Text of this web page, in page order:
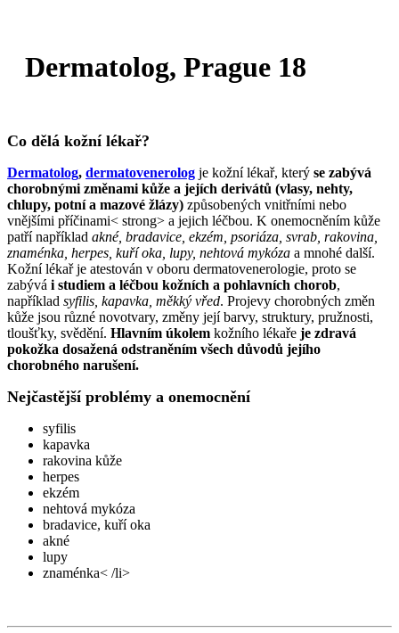
Dermatolog, Prague 18
Co dělá kožní lékař?
Dermatolog, dermatovenerolog je kožní lékař, který se zabývá
chorobnými změnami kůže a jejích derivátů (vlasy, nehty,
chlupy, potní a mazové žlázy) způsobených vnitřními nebo
vnějšími příčinami< strong> a jejich léčbou. K onemocněním kůže
patří například akné, bradavice, ekzém, psoriáza, svrab, rakovina,
znaménka, herpes, kuří oka, lupy, nehtová mykóza a mnohé další.
Kožní lékař je atestován v oboru dermatovenerologie, proto se
zabývá i studiem a léčbou kožních a pohlavních chorob,
například syfilis, kapavka, měkký vřed. Projevy chorobných změn
kůže jsou různé novotvary, změny její barvy, struktury, pružnosti,
tloušťky, svědění. Hlavním úkolem kožního lékaře je zdravá
pokožka dosažená odstraněním všech důvodů jejího
chorobného narušení.
Nejčastější problémy a onemocnění
syfilis
kapavka
rakovina kůže
herpes
ekzém
nehtová mykóza
bradavice, kuří oka
akné
lupy
znaménka< /li>